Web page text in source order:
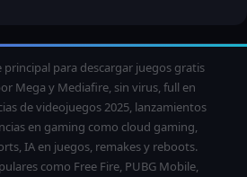
para descargar juegos gratis
Mega y Mediafire, sin virus, full en
de videojuegos 2025, lanzamientos
en gaming como cloud gaming,
IA en juegos, remakes y reboots.
como Free Fire, PUBG Mobile,